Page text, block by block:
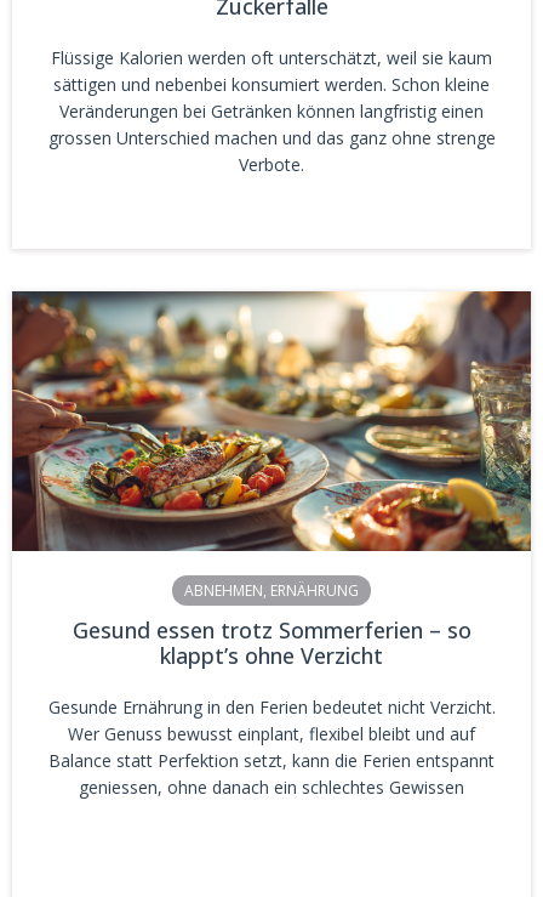
Zuckerfalle
Flüssige Kalorien werden oft unterschätzt, weil sie kaum
sättigen und nebenbei konsumiert werden. Schon kleine
Veränderungen bei Getränken können langfristig einen
grossen Unterschied machen und das ganz ohne strenge
Verbote.
ABNEHMEN, ERNÄHRUNG
Gesund essen trotz Sommerferien – so
klappt’s ohne Verzicht
Gesunde Ernährung in den Ferien bedeutet nicht Verzicht.
Wer Genuss bewusst einplant, flexibel bleibt und auf
Balance statt Perfektion setzt, kann die Ferien entspannt
geniessen, ohne danach ein schlechtes Gewissen